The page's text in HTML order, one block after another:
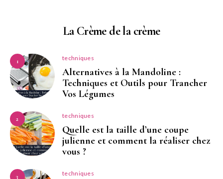
La Crème de la crème
1 techniques
Alternatives à la Mandoline :
Techniques et Outils pour Trancher
Vos Légumes
2 techniques
Quelle est la taille d’une coupe
julienne et comment la réaliser chez
vous ?
3 techniques